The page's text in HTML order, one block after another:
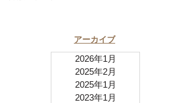
​アーカイブ
2026年1月
2025年2月
2025年1月
2023年1月